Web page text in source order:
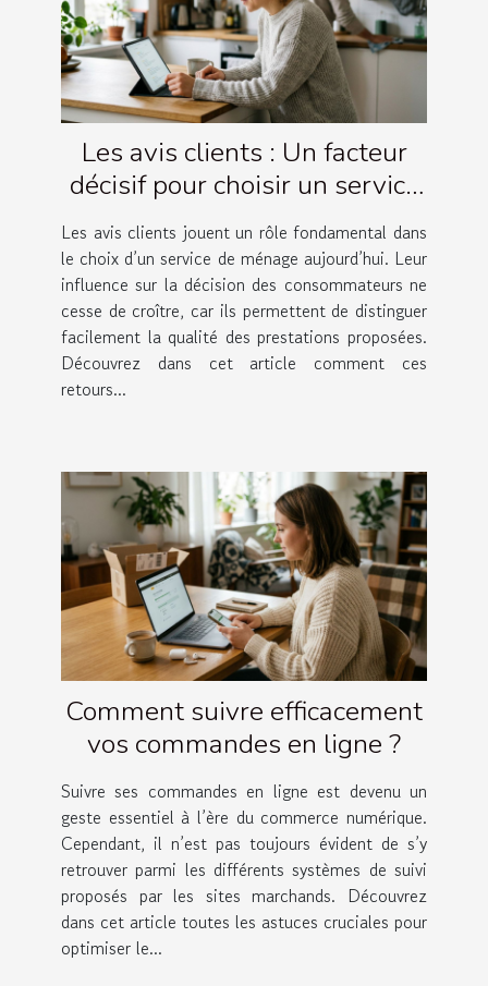
Les avis clients : Un facteur
décisif pour choisir un service
de ménage
Les avis clients jouent un rôle fondamental dans
le choix d’un service de ménage aujourd’hui. Leur
influence sur la décision des consommateurs ne
cesse de croître, car ils permettent de distinguer
facilement la qualité des prestations proposées.
Découvrez dans cet article comment ces
retours...
Comment suivre efficacement
vos commandes en ligne ?
Suivre ses commandes en ligne est devenu un
geste essentiel à l’ère du commerce numérique.
Cependant, il n’est pas toujours évident de s’y
retrouver parmi les différents systèmes de suivi
proposés par les sites marchands. Découvrez
dans cet article toutes les astuces cruciales pour
optimiser le...